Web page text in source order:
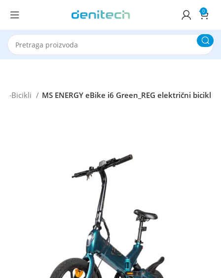
0
e-Bicikli MS ENERGY eBike i6 Green_REG električni bicikl